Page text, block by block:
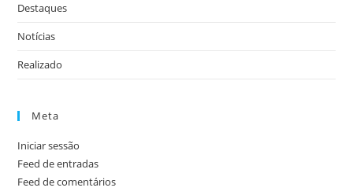
Destaques
Notícias
Realizado
Meta
Iniciar sessão
Feed de entradas
Feed de comentários